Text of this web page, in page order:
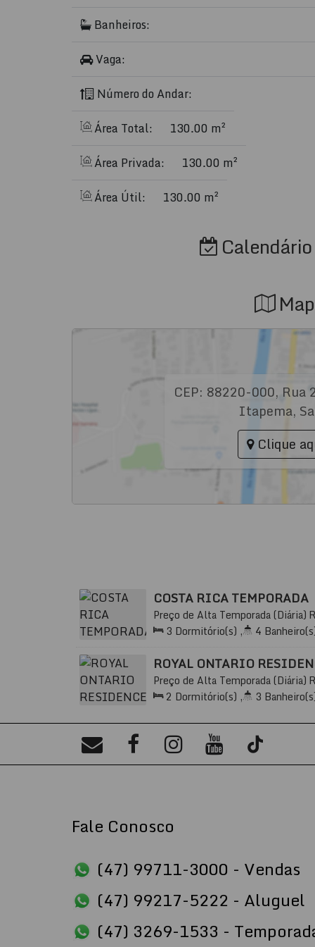
Livingespaçoso para conforto máximo
Alta Temporada:R$ 1.200,00 por dia
Não perca essa oportunidade de viver
Banheiros:
Vaga:
Número do Andar:
Área Total:
130.00 m²
Área Privada:
130.00 m²
Área Útil:
130.00 m²
CEP: 88220-000, Rua
Itapema,
Clique
COSTA RICA TEMPORADA
Preço de Alta Temporada (Diária)
000, Meia Praia, Itapema, Santa
3 Dormitório(s) , 4
Vaga(s) , 500mDistância do Mar ,
ROYAL ONTARIO
Preço de Alta Temporada (Diária)
000, Meia Praia, Itapema, Santa
2 Dormitório(s) , 3
400mDistância do Mar, Útil:
Fale Conosco
(47) 99711-3000 - Vendas
(47) 99217-5222 - Aluguel
(47) 3269-1533 -